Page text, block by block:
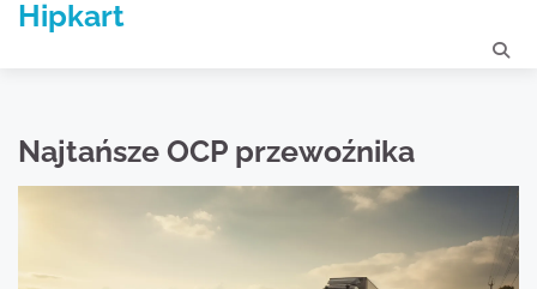
SkipHipkart
Najtańsze OCP przewoźnika